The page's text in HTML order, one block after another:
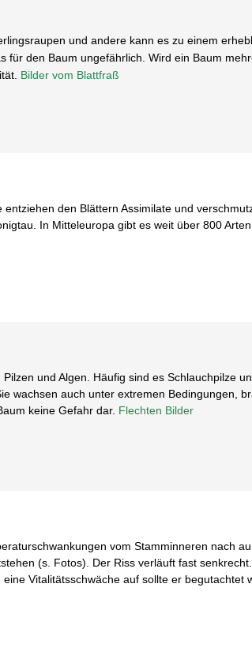
und andere kann es zu einem
für den Baum ungefährlich. Wird ein Baum
Bilder vom Blattfraß
den Blättern Assimilate und
In Mitteleuropa gibt es weit über 800
und Algen. Häufig sind es Schlauchpilze
wachsen auch unter extremen Bedingungen,
keine Gefahr dar. Flechten Bilder
vom Stamminneren nach
(s. Fotos). Der Riss verläuft fast
Vitalitätsschwäche auf sollte er begutachtet